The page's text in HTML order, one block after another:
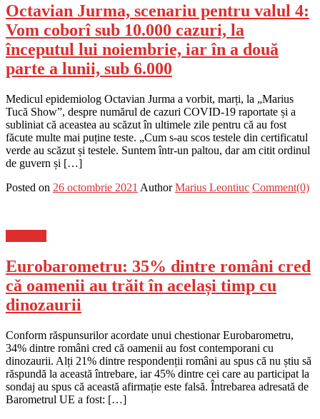
Octavian Jurma, scenariu pentru valul 4:
Vom coborî sub 10.000 cazuri, la
începutul lui noiembrie, iar în a două
parte a lunii, sub 6.000
Medicul epidemiolog Octavian Jurma a vorbit, marți, la „Marius
Tucă Show”, despre numărul de cazuri COVID-19 raportate și a
subliniat că aceastea au scăzut în ultimele zile pentru că au fost
făcute multe mai puține teste. „Cum s-au scos testele din certificatul
verde au scăzut și testele. Suntem într-un paltou, dar am citit ordinul
de guvern și […]
Posted on 26 octombrie 2021 Author Marius Leontiuc Comment(0)
Eurobarometru: 35% dintre români cred
că oamenii au trăit în același timp cu
dinozaurii
Conform răspunsurilor acordate unui chestionar Eurobarometru,
34% dintre români cred că oamenii au fost contemporani cu
dinozaurii. Alți 21% dintre respondenții români au spus că nu știu să
răspundă la această întrebare, iar 45% dintre cei care au participat la
sondaj au spus că această afirmație este falsă. Întrebarea adresată de
Barometrul UE a fost: […]